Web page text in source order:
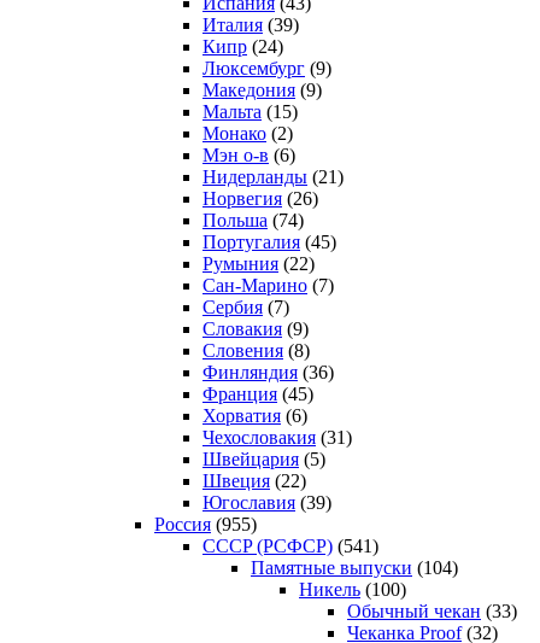
Италия (39)
Кипр (24)
Люксембург (9)
Македония (9)
Мальта (15)
Монако (2)
Мэн о-в (6)
Нидерланды (21)
Норвегия (26)
Польша (74)
Португалия (45)
Румыния (22)
Сан-Марино (7)
Сербия (7)
Словакия (9)
Словения (8)
Финляндия (36)
Франция (45)
Хорватия (6)
Чехословакия (31)
Швейцария (5)
Швеция (22)
Югославия (39)
Россия (955)
CCCP (РСФСР) (541)
Памятные выпуски (104)
Никель (100)
Обычный чекан (33)
Чеканка Proof(32)